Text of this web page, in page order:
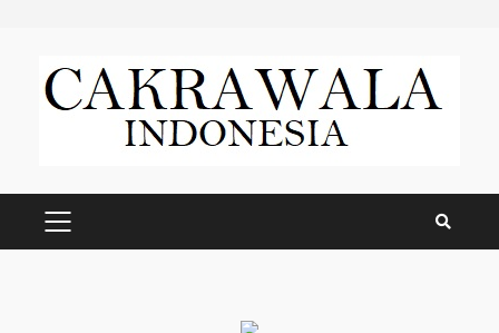
content
PRIMARY